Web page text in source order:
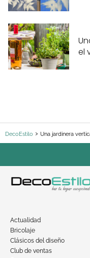
el
DecoEstilo Una jardinera
Actualidad
Bricolaje
Clásicos del diseño
Club de ventas